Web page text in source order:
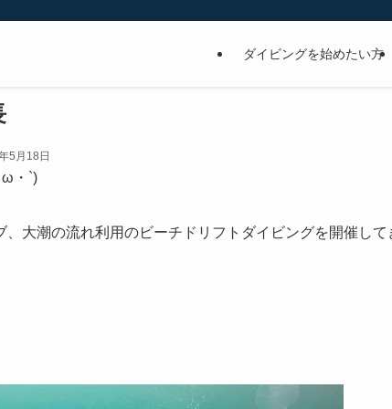
ダイビングを始めたい方
5月18日
ω・`)
大潮の流れ利用のビーチドリフトダイビングを開催して